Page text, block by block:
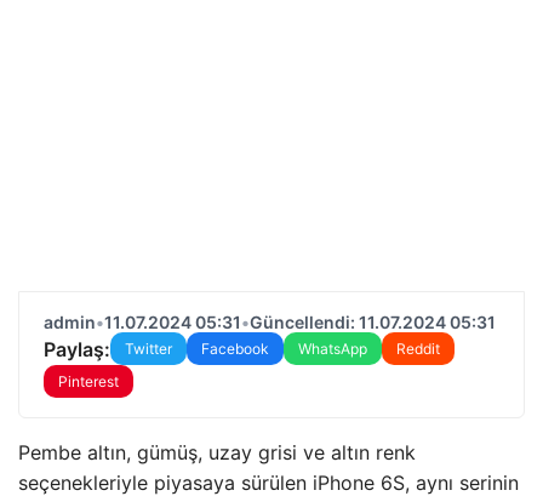
admin•11.07.2024 05:31•Güncellendi: 11.07.2024 05:31
Paylaş: Twitter Facebook WhatsApp
Reddit
Pinterest
Pembe altın, gümüş, uzay grisi ve altın renk
seçenekleriyle piyasaya sürülen iPhone 6S, aynı serinin